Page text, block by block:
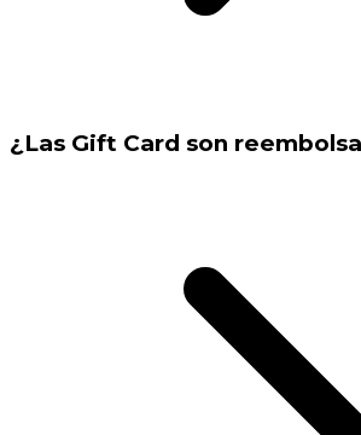
¿Las Gift Card son